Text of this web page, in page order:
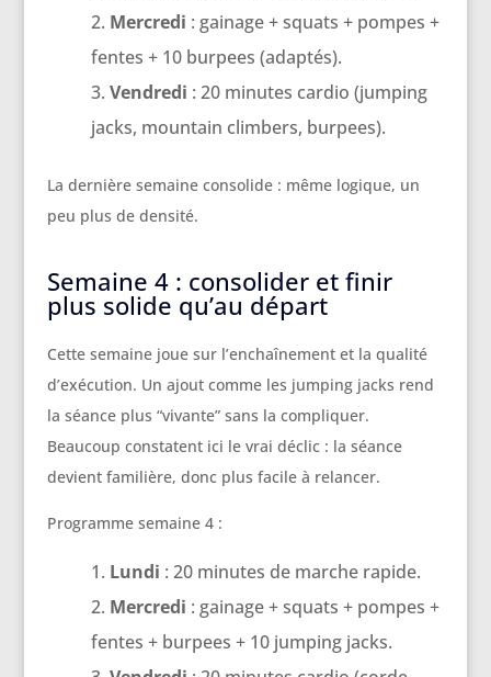
Mercredi : gainage + squats + pompes +
fentes + 10 burpees (adaptés).
Vendredi : 20 minutes cardio (jumping
jacks, mountain climbers, burpees).
La dernière semaine consolide : même logique, un
peu plus de densité.
Semaine 4 : consolider et finir
plus solide qu’au départ
Cette semaine joue sur l’enchaînement et la qualité
d’exécution. Un ajout comme les jumping jacks rend
la séance plus “vivante” sans la compliquer.
Beaucoup constatent ici le vrai déclic : la séance
devient familière, donc plus facile à relancer.
Programme semaine 4 :
Lundi : 20 minutes de marche rapide.
Mercredi : gainage + squats + pompes +
fentes + burpees + 10 jumping jacks.